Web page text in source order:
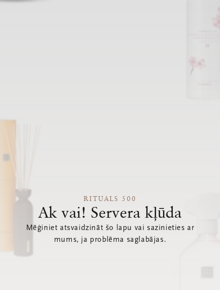
RITUALS 500
Ak vai! Servera kļūda
Mēģiniet atsvaidzināt šo lapu vai sazinieties ar
mums, ja problēma saglabājas.